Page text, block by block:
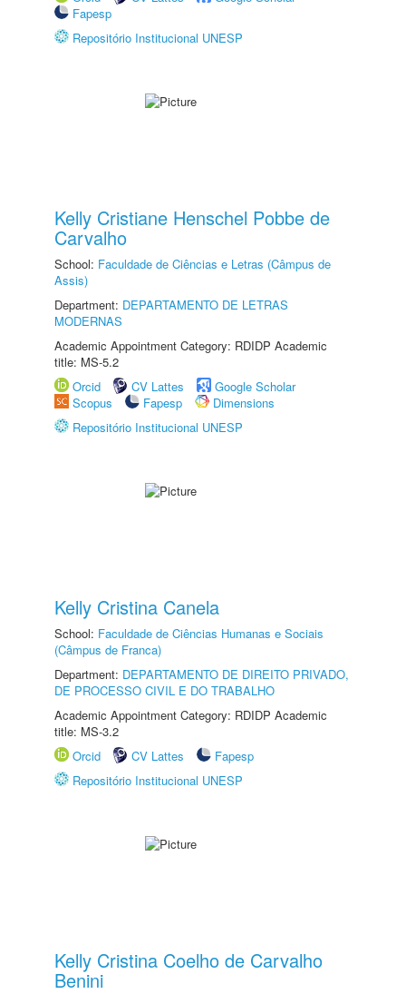
Fapesp
Repositório Institucional UNESP
Kelly Cristiane Henschel Pobbe de
Carvalho
School: Faculdade de Ciências e Letras (Câmpus de
Assis)
Department: DEPARTAMENTO DE LETRAS
MODERNAS
Academic Appointment Category: RDIDP Academic
title: MS-5.2
Orcid
CV Lattes
Google Scholar
Scopus
Fapesp
Dimensions
Repositório Institucional UNESP
Kelly Cristina Canela
School: Faculdade de Ciências Humanas e Sociais
(Câmpus de Franca)
Department: DEPARTAMENTO DE DIREITO PRIVADO,
DE PROCESSO CIVIL E DO TRABALHO
Academic Appointment Category: RDIDP Academic
title: MS-3.2
Orcid
CV Lattes
Fapesp
Repositório Institucional UNESP
Kelly Cristina Coelho de Carvalho
Benini